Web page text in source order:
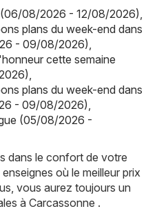
08/2026 - 12/08/2026),
plans du week-end dans
- 09/08/2026),
cette semaine
,
plans du week-end dans
- 09/08/2026),
(05/08/2026 -
dans le confort de votre
où le meilleur prix
vous aurez toujours un
à Carcassonne .